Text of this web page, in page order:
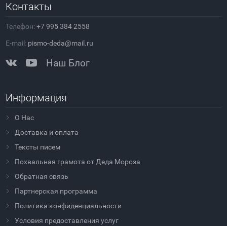
Контакты
Телефон:+7 995 384 2558
E-mail: pismo-deda@mail.ru
Наш Блог
Информация
О Нас
Доставка и оплата
Тексты писем
Похвальная грамота от Деда Мороза
Обратная связь
Партнерская программа
Политика конфиденциальности
Условия предоставления услуг